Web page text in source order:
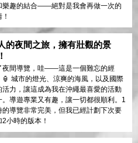
樂趣的結合——絕對是我會再做一次的
的夜間之旅，擁有壯觀的景
夜間導覽，哇——這是一個難忘的經
🏮 城市的燈光、涼爽的海風，以及國際
活力，讓這成為我在沖繩最喜愛的活動
。導遊專業又有趣，讓一切都很順利。1
的導覽非常完美，但我已經計劃下次要
2小時的版本！